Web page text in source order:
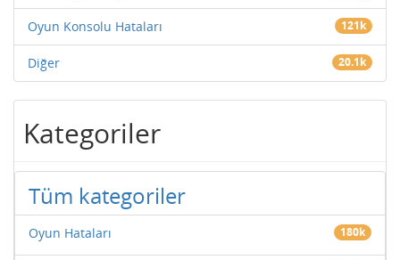
Oyun Konsolu Hataları 121k
Diğer 20.1k
Kategoriler
Tüm kategoriler
Oyun Hataları 180k